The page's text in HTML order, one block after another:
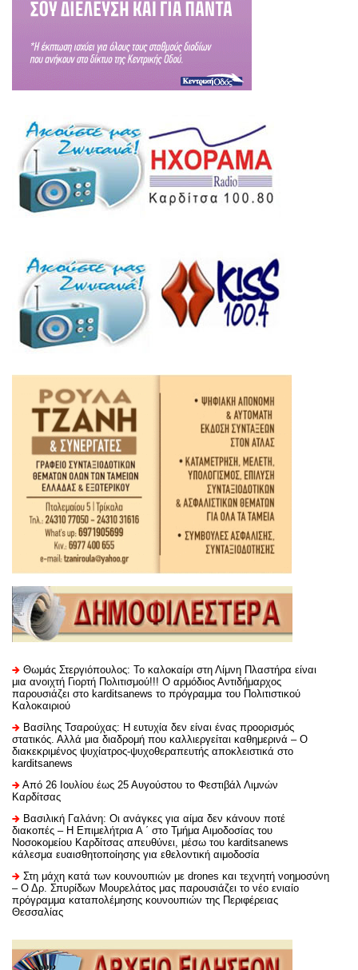
Θωμάς Στεργιόπουλος: Το καλοκαίρι στη Λίμνη Πλαστήρα είναι
μια ανοιχτή Γιορτή Πολιτισμού!!! Ο αρμόδιος Αντιδήμαρχος
παρουσιάζει στο karditsanews το πρόγραμμα του Πολιτιστικού
Καλοκαιριού
Βασίλης Τσαρούχας: Η ευτυχία δεν είναι ένας προορισμός
στατικός. Αλλά μια διαδρομή που καλλιεργείται καθημερινά – Ο
διακεκριμένος ψυχίατρος-ψυχοθεραπευτής αποκλειστικά στο
karditsanews
Από 26 Ιουλίου έως 25 Αυγούστου το Φεστιβάλ Λιμνών
Καρδίτσας
Βασιλική Γαλάνη: Οι ανάγκες για αίμα δεν κάνουν ποτέ
διακοπές – Η Επιμελήτρια Α ΄ στο Τμήμα Αιμοδοσίας του
Νοσοκομείου Καρδίτσας απευθύνει, μέσω του karditsanews
κάλεσμα ευαισθητοποίησης για εθελοντική αιμοδοσία
Στη μάχη κατά των κουνουπιών με drones και τεχνητή νοημοσύνη
– Ο Δρ. Σπυρίδων Μουρελάτος μας παρουσιάζει το νέο ενιαίο
πρόγραμμα καταπολέμησης κουνουπιών της Περιφέρειας
Θεσσαλίας